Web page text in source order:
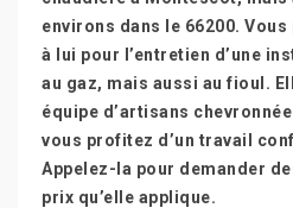
environs dans le 66200.
à lui pour l’entretien d’une
au gaz, mais aussi au fioul.
équipe d’artisans
vous profitez d’un travail
Appelez-la pour demander
prix qu’elle applique.